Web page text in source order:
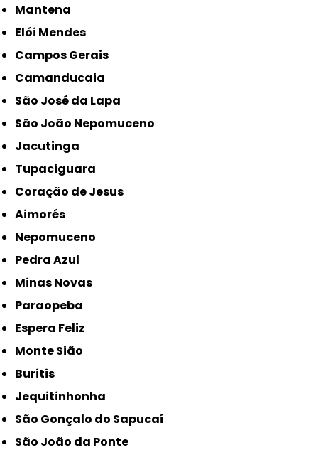
Mantena
Elói Mendes
Campos Gerais
Camanducaia
São José da Lapa
São João Nepomuceno
Jacutinga
Tupaciguara
Coração de Jesus
Aimorés
Nepomuceno
Pedra Azul
Minas Novas
Paraopeba
Espera Feliz
Monte Sião
Buritis
Jequitinhonha
São Gonçalo do Sapucaí
São João da Ponte